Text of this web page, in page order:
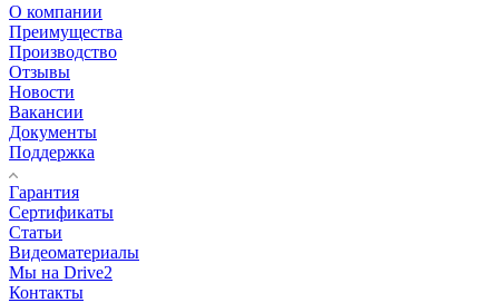
О компании
Преимущества
Производство
Отзывы
Новости
Вакансии
Документы
Поддержка
Гарантия
Сертификаты
Статьи
Видеоматериалы
Мы на Drive2
Контакты